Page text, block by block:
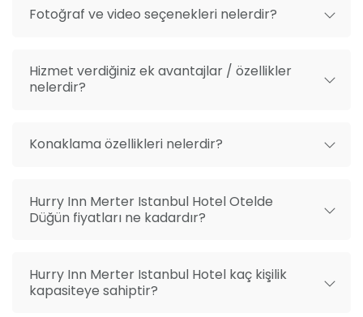
Fotoğraf ve video seçenekleri nelerdir?
Hizmet verdiğiniz ek avantajlar / özellikler
nelerdir?
Konaklama özellikleri nelerdir?
Hurry Inn Merter Istanbul Hotel Otelde
Düğün fiyatları ne kadardır?
Hurry Inn Merter Istanbul Hotel kaç kişilik
kapasiteye sahiptir?